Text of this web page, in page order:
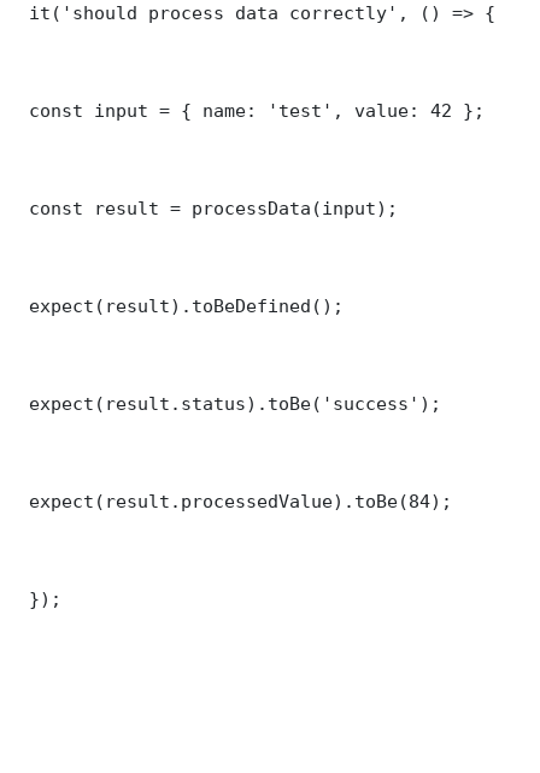
it('should process data correctly', () => {
const input = { name: 'test', value: 42 };
const result = processData(input);
expect(result).toBeDefined();
expect(result.status).toBe('success');
expect(result.processedValue).toBe(84);
});